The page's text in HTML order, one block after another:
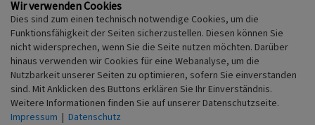
Schlagwörter
Textilfabrik Kupferhammer (Betrieb)
Fachsicht(en)
Kulturlandschaftspflege
Erfassungsmaßstab
i.d.R. 1:5.000 (größer als 1:20.000)
Erfassungsmethode
Wir verwenden Cookies
Dies sind zum einen technisch notwendige Cookies, um die
Funktionsfähigkeit der Seiten sicherzustellen. Diesen können Sie
nicht widersprechen, wenn Sie die Seite nutzen möchten. Darüber
hinaus verwenden wir Cookies für eine Webanalyse, um die
Nutzbarkeit unserer Seiten zu optimieren, sofern Sie einverstanden
sind. Mit Anklicken des Buttons erklären Sie Ihr Einverständnis.
Weitere Informationen finden Sie auf unserer Datenschutzseite.
Impressum | Datenschutz